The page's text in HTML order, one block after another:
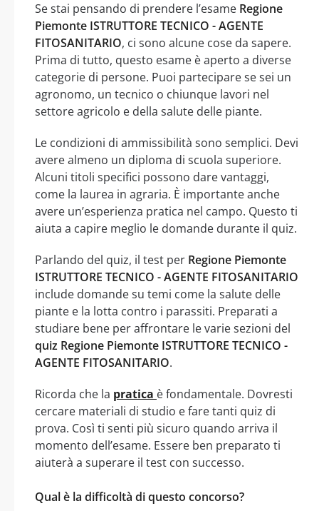
Se stai pensando di prendere l’esame Regione
Piemonte ISTRUTTORE TECNICO - AGENTE
FITOSANITARIO, ci sono alcune cose da sapere.
Prima di tutto, questo esame è aperto a diverse
categorie di persone. Puoi partecipare se sei un
agronomo, un tecnico o chiunque lavori nel
settore agricolo e della salute delle piante.
Le condizioni di ammissibilità sono semplici. Devi
avere almeno un diploma di scuola superiore.
Alcuni titoli specifici possono dare vantaggi,
come la laurea in agraria. È importante anche
avere un’esperienza pratica nel campo. Questo ti
aiuta a capire meglio le domande durante il quiz.
Parlando del quiz, il test per Regione Piemonte
ISTRUTTORE TECNICO - AGENTE FITOSANITARIO
include domande su temi come la salute delle
piante e la lotta contro i parassiti. Preparati a
studiare bene per affrontare le varie sezioni del
quiz Regione Piemonte ISTRUTTORE TECNICO -
AGENTE FITOSANITARIO.
Ricorda che la pratica è fondamentale. Dovresti
cercare materiali di studio e fare tanti quiz di
prova. Così ti senti più sicuro quando arriva il
momento dell’esame. Essere ben preparato ti
aiuterà a superare il test con successo.
Qual è la difficoltà di questo concorso?